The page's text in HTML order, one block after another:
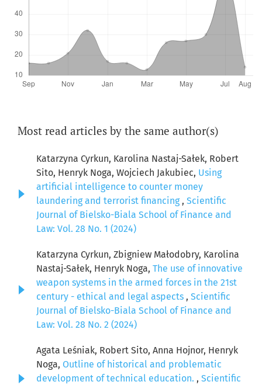
Most read articles by the same author(s)
Katarzyna Cyrkun, Karolina Nastaj-Sałek, Robert
Sito, Henryk Noga, Wojciech Jakubiec, Using
artificial intelligence to counter money
laundering and terrorist financing, Scientific
Journal of Bielsko-Biala School of Finance and
Law: Vol. 28 No. 1 (2024)
Katarzyna Cyrkun, Zbigniew Małodobry, Karolina
Nastaj-Sałek, Henryk Noga, The use of innovative
weapon systems in the armed forces in the 21st
century - ethical and legal aspects , Scientific
Journal of Bielsko-Biala School of Finance and
Law: Vol. 28 No. 2 (2024)
Agata Leśniak, Robert Sito, Anna Hojnor, Henryk
Noga, Outline of historical and problematic
development of technical education. , Scientific